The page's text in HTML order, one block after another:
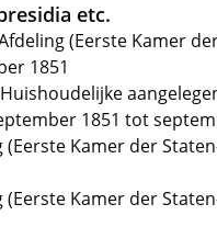
etc.
(Eerste Kamer
1851
1851 tot
Kamer der
(Eerste Kamer der